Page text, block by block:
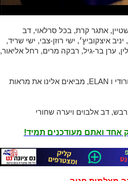
אתגר קרת, בכל סרלאוי, דב
איצקוביץ׳, ישי רוזן-צבי, ישי שריד,
ערן בר-גיל, רבקה מרים, רחל אליאור,
הצילומים המעולים של אוהד מטלון, ארז חרודי ו ELAN, מביאים אלינו את מראות
דב אלבוים ויערה שחורי
אחד ואתם מעודכנים תמיד!